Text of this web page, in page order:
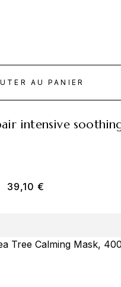
AU PANIER
intensive
39,10 €